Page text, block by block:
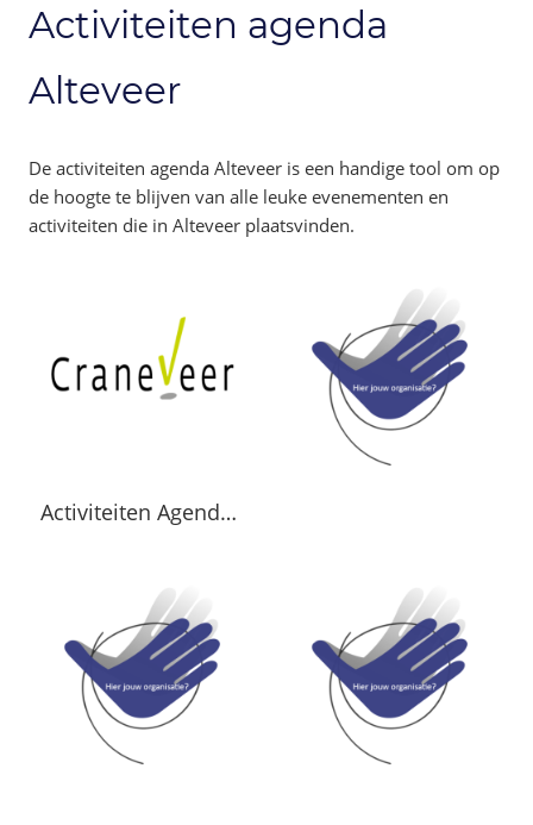
Activiteiten agenda
Alteveer
De activiteiten agenda Alteveer is een handige tool om op
de hoogte te blijven van alle leuke evenementen en
activiteiten die in Alteveer plaatsvinden.
Activiteiten Agenda Craneveer